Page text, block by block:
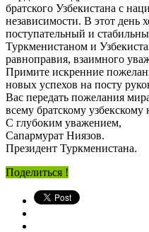
братского Узбекистана с
независимости. В этот день
поступательный и
Туркменистаном и
равноправия, взаимного
Примите искренние
новых успехов на посту
Вас передать пожелания
всему братскому узбекскому
С глубоким уважением,
Сапармурат Ниязов.
Президент Туркменистана.
Поделиться !